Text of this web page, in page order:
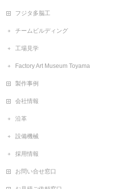
フジタ多脳工
チームビルディング
工場見学
Factory Art Museum Toyama
製作事例
会社情報
沿革
設備機械
採用情報
お問い合せ窓口